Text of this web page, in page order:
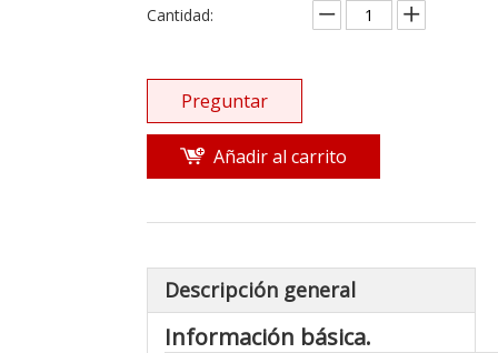
Cantidad:
Preguntar
Añadir al carrito
Descripción general
Información básica.